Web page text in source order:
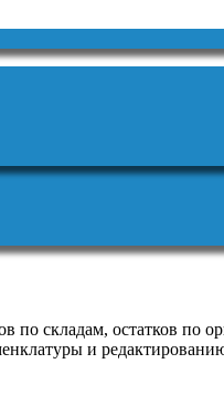
по складам, остатков по
и